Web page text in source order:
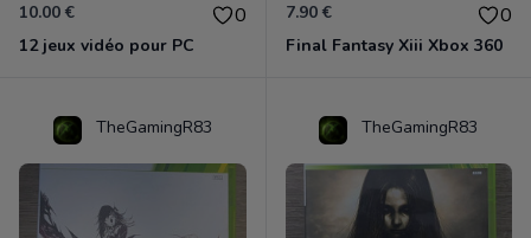
10.00 € 0
12 jeux vidéo pour PC
7.90 € 0
Final Fantasy Xiii Xbox 360
TheGamingR83 TheGamingR83